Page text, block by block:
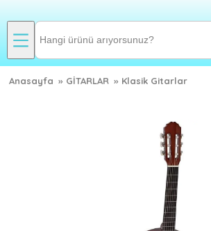
Anasayfa » GİTARLAR » Klasik Gitarlar